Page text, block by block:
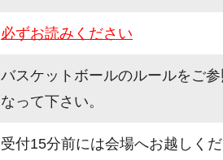
必ずお読みください
バスケットボールのルールをご
なって下さい。
受付15分前には会場へお越しく